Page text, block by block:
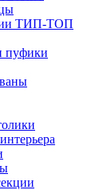
ТИП-ТОП
пуфики